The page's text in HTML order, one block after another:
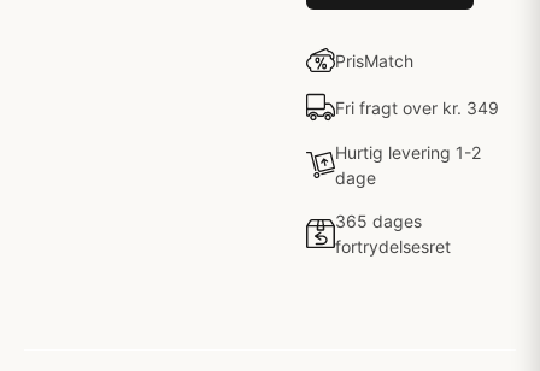
PrisMatch
Fri fragt over kr. 349
Hurtig levering 1-2
dage
365 dages
fortrydelsesret